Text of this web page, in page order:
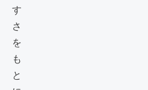
す
さ
を
も
と